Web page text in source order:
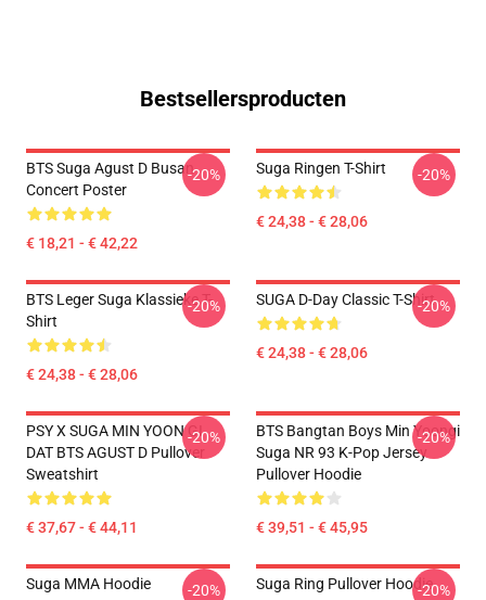
Bestsellersproducten
BTS Suga Agust D Busan
Concert Poster
€ 18,21 - € 42,22
-20% Suga Ringen T-Shirt
€ 24,38 - € 28,06
-20%
BTS Leger Suga Klassieke T-
Shirt
€ 24,38 - € 28,06
-20% SUGA D-Day Classic T-Shirt
€ 24,38 - € 28,06
-20%
PSY X SUGA MIN YOON GI
DAT BTS AGUST D Pullover
Sweatshirt
€ 37,67 - € 44,11
-20%
BTS Bangtan Boys Min Yoongi
Suga NR 93 K-Pop Jersey
Pullover Hoodie
€ 39,51 - € 45,95
-20%
Suga MMA Hoodie -20% Suga Ring Pullover Hoodie-20%